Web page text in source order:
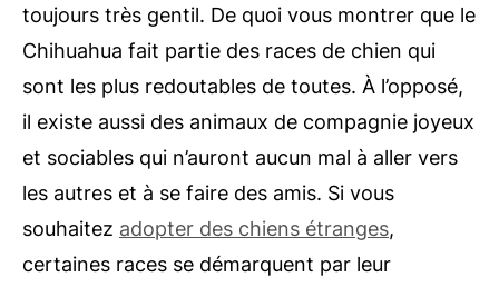
toujours très gentil. De quoi vous montrer que le
Chihuahua fait partie des races de chien qui
sont les plus redoutables de toutes. À l’opposé,
il existe aussi des animaux de compagnie joyeux
et sociables qui n’auront aucun mal à aller vers
les autres et à se faire des amis. Si vous
souhaitez adopter des chiens étranges,
certaines races se démarquent par leur